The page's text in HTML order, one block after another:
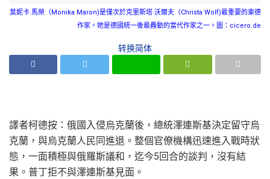
莫妮卡·馬榮（Monika Maron)是僅次於克里斯塔·沃爾夫（Christa Wolf)最重要的東德
作家。她是德國統一後最轟動的當代作家之一。圖：cicero.de
转换简体
譯者柯德按：俄國入侵烏克蘭後，總統澤連斯基決定留守烏
克蘭，與烏克蘭人民同進退。整個官僚機構迅速進入戰時狀
態，一面積極與俄羅斯議和，迄今5回合的談判，沒有結
果。普丁拒不與澤連斯基見面。